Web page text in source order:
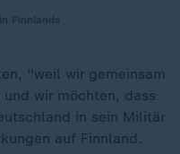
"weil wir gemeinsam
wir möchten, dass
in sein Militär
auf Finnland.